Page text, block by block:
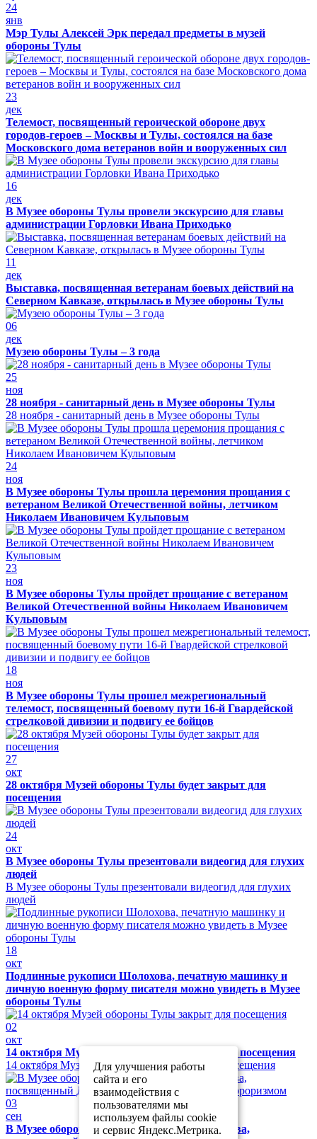
24
янв
Мэр Тулы Алексей Эрк передал предметы в музей
обороны Тулы
23
дек
Телемост, посвященный героической обороне двух
городов-героев – Москвы и Тулы, состоялся на базе
Московского дома ветеранов войн и вооруженных сил
16
дек
В Музее обороны Тулы провели экскурсию для главы
администрации Горловки Ивана Приходько
11
дек
Выставка, посвященная ветеранам боевых действий на
Северном Кавказе, открылась в Музее обороны Тулы
06
дек
Музею обороны Тулы – 3 года
25
ноя
28 ноября - санитарный день в Музее обороны Тулы
28 ноября - санитарный день в Музее обороны Тулы
24
ноя
В Музее обороны Тулы прошла церемония прощания с
ветераном Великой Отечественной войны, летчиком
Николаем Ивановичем Кульповым
23
ноя
В Музее обороны Тулы пройдет прощание с ветераном
Великой Отечественной войны Николаем Ивановичем
Кульповым
18
ноя
В Музее обороны Тулы прошел межрегиональный
телемост, посвященный боевому пути 16-й Гвардейской
стрелковой дивизии и подвигу ее бойцов
27
окт
28 октября Музей обороны Тулы будет закрыт для
посещения
24
окт
В Музее обороны Тулы презентовали видеогид для глухих
людей
В Музее обороны Тулы презентовали видеогид для глухих
людей
18
окт
Подлинные рукописи Шолохова, печатную машинку и
личную военную форму писателя можно увидеть в Музее
обороны Тулы
02
окт
14 октября Музей обороны Тулы закрыт для посещения
14 октября Музей обороны Тулы закрыт для посещения
03
сен
В Музее обороны Тулы прошел урок мужества,
Для улучшения работы
сайта и его
взаимодействия с
пользователями мы
используем файлы cookie
и сервис Яндекс.Метрика.